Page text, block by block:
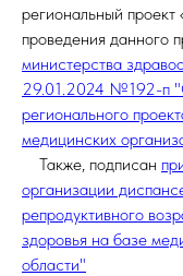
региональный
проведения данного
министерства
29.01.2024 №192-п
регионального
медицинских
Также, подписан
организации
репродуктивного
здоровья на базе
области"